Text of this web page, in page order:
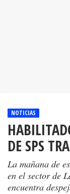
NOTICIAS
DE SPS
La mañana de
en el sector de
encuentra